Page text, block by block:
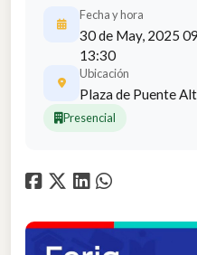
Fecha y hora
30 de May, 2025
13:30
Ubicación
Plaza de Puente
Presencial